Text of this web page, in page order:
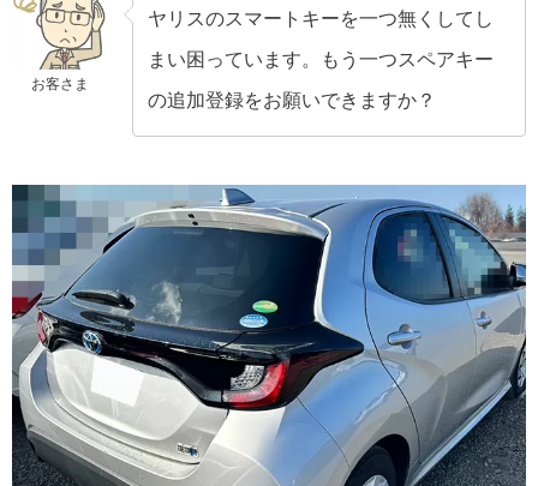
お客さま
ヤリスのスマートキーを一つ無くしてし
まい困っています。もう一つスペアキー
の追加登録をお願いできますか？